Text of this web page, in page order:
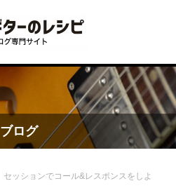
ブログ
セッションでコール&レスポンスをしよ